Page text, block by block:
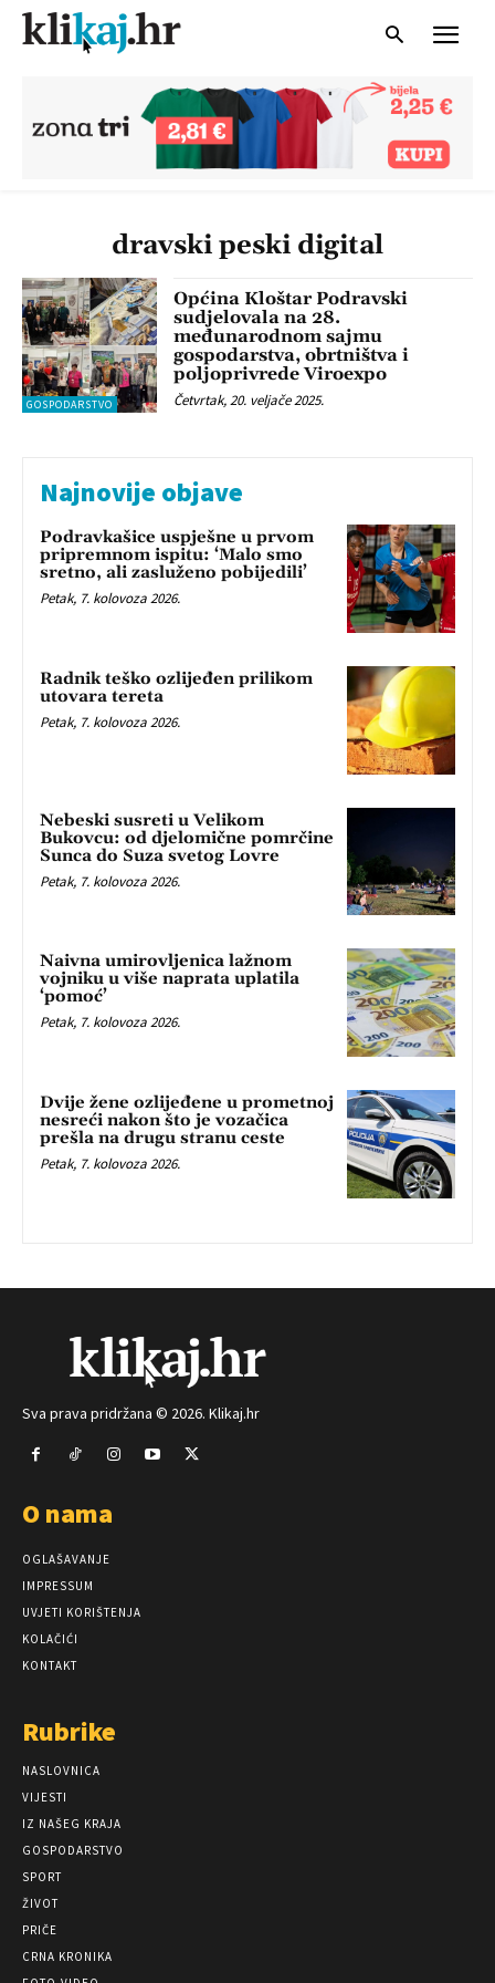
dravski peski digital
GOSPODARSTVO
Općina Kloštar Podravski
sudjelovala na 28.
međunarodnom sajmu
gospodarstva, obrtništva i
poljoprivrede Viroexpo
Četvrtak, 20. veljače 2025.
Najnovije objave
Podravkašice uspješne u prvom
pripremnom ispitu: ‘Malo smo
sretno, ali zasluženo pobijedili’
Petak, 7. kolovoza 2026.
Radnik teško ozlijeđen prilikom
utovara tereta
Petak, 7. kolovoza 2026.
Nebeski susreti u Velikom
Bukovcu: od djelomične pomrčine
Sunca do Suza svetog Lovre
Petak, 7. kolovoza 2026.
Naivna umirovljenica lažnom
vojniku u više naprata uplatila
‘pomoć’
Petak, 7. kolovoza 2026.
Dvije žene ozlijeđene u prometnoj
nesreći nakon što je vozačica
prešla na drugu stranu ceste
Petak, 7. kolovoza 2026.
Sva prava pridržana © 2026. Klikaj.hr
O nama
OGLAŠAVANJE
IMPRESSUM
UVJETI KORIŠTENJA
KOLAČIĆI
KONTAKT
Rubrike
NASLOVNICA
VIJESTI
IZ NAŠEG KRAJA
GOSPODARSTVO
SPORT
ŽIVOT
PRIČE
CRNA KRONIKA